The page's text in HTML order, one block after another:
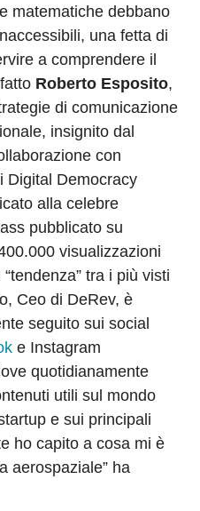
matematiche debbano
una fetta di
a comprendere il
Roberto Esposito,
di comunicazione
insignito dal
con
Digital Democracy
alla celebre
pubblicato su
visualizzazioni
tra i più visti
Ceo di DeRev, è
seguito sui social
e Instagram
quotidianamente
utili sul mondo
e sui principali
ho capito a cosa mi è
aerospaziale” ha